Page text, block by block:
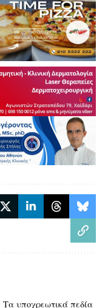
Τα υποχρεωτικά πεδία